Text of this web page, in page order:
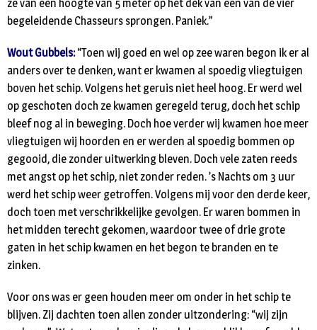
ze van een hoogte van 5 meter op het dek van een van de vier
begeleidende Chasseurs sprongen. Paniek.”
Wout Gubbels:“Toen wij goed en wel op zee waren begon ik er al
anders over te denken, want er kwamen al spoedig vliegtuigen
boven het schip. Volgens het geruis niet heel hoog. Er werd wel
op geschoten doch ze kwamen geregeld terug, doch het schip
bleef nog al in beweging. Doch hoe verder wij kwamen hoe meer
vliegtuigen wij hoorden en er werden al spoedig bommen op
gegooid, die zonder uitwerking bleven. Doch vele zaten reeds
met angst op het schip, niet zonder reden. ’s Nachts om 3 uur
werd het schip weer getroffen. Volgens mij voor den derde keer,
doch toen met verschrikkelijke gevolgen. Er waren bommen in
het midden terecht gekomen, waardoor twee of drie grote
gaten in het schip kwamen en het begon te branden en te
zinken.
Voor ons was er geen houden meer om onder in het schip te
blijven. Zij dachten toen allen zonder uitzondering: “wij zijn